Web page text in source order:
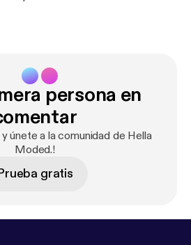
be back better than ever! In
We hope you enjoy! And please
comment on
friends about our podcast,
by supporting our sponsors!
hellamoded
persona en
únete a la comunidad de Hella
Moded.!
gratis